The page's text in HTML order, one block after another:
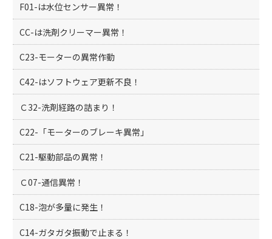
F01-は水位センサー異常！
CC-は洗剤クリーマー異常！
C23-モーターの異常作動
C42-はソフトウェア更新不良！
Ｃ32-洗剤経路の詰まり！
C22-「モーターのブレーキ異常」
C21-駆動部品の異常！
Ｃ07-通信異常！
C18-泡が多量に発生！
C14-ガタガタ振動で止まる！